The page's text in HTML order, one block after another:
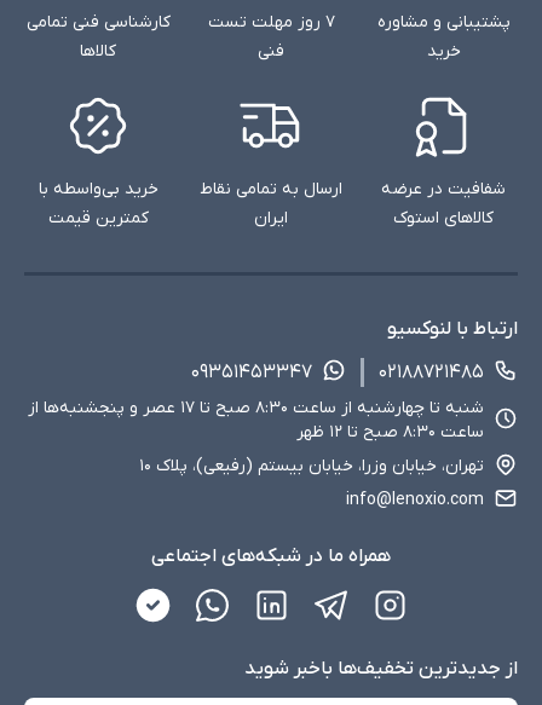
پشتیبانی و مشاوره
خرید
۷ روز مهلت تست
فنی
کارشناسی فنی تمامی
کالاها
شفافیت در عرضه
کالاهای استوک
ارسال به تمامی نقاط
ایران
خرید بی‌واسطه با
کمترین قیمت
ارتباط با لنوکسیو
۰۲۱۸۸۷۲۱۴۸۵
۰۹۳۵۱۴۵۳۳۴۷
شنبه تا چهارشنبه از ساعت ۸:۳۰ صبح تا ۱۷ عصر و پنجشنبه‌ها از
ساعت ۸:۳۰ صبح تا ۱۲ ظهر
تهران، خیابان وزرا، خیابان بیستم (رفیعی)، پلاک ۱۰
info@lenoxio.com
همراه ما در شبکه‌های اجتماعی
از جدید‌ترین تخفیف‌ها با‌خبر شوید